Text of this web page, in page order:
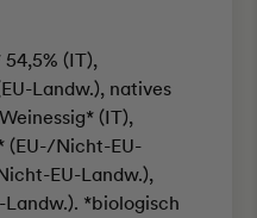
(IT),
Landw.), natives
(IT),
(EU-/Nicht-EU-
EU-Landw.),
*biologisch